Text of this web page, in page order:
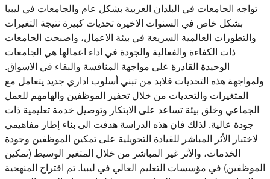
تواجه الجامعات في البلدان العربية بشكل عام والجامعات في ليبيا
بشكل خاص في السنوات الاخيرة تحديات كبيرة نتيجة التغيرات
والتطورات العالمية السريعة في بيئة الاعمال، واصبحت الجامعات
ذات الكفاءة والفعالية والجودة في اداء اعمالها هي الجامعات
الوحيدة القادرة على مواجهة المنافسة والبقاء في الاسواق.
ولمواجهة هذه التحديات فلابد من تبني أسلوب اداري جديد يتعامل مع
المتغيرات والتحديات من خلال تحفيز الموظفين والهامهم للعمل
الجماعي وخلق بيئة تساعد على الابتكار وتوصيل خدمة تعليمية ذات
جودة عالية. لذلك فان هذه الدراسة هدفت الى بناء إطار مفاهيمي
لاختبار الأثر المباشر للقيادة التحويلية على تمكين الموظفين وجودة
الخدمات، والأثر غير المباشر من خلال المتغير الوسيط (تمكين
الموظفين) في مؤسسات التعليم العالي في ليبيا. تم اقتراح المنهجية